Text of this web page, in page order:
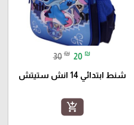
30 ₪ 20 ₪
شنط ابتدائي 14 انش ستيتش
add_shopping_cart